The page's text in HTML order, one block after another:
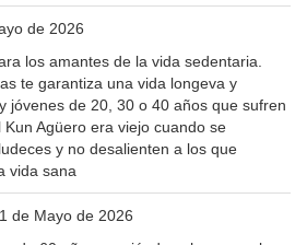
de 2026
los amantes de la vida sedentaria.
te garantiza una vida longeva y
jóvenes de 20, 30 o 40 años que sufren
Agüero era viejo cuando se
y no desalienten a los que
vida sana
de Mayo de 2026